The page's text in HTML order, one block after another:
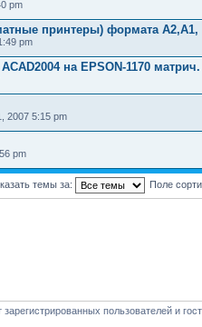
pm
принтеры) формата А2,А1,
pm
на EPSON-1170 матрич.
2007 5:15 pm
pm
темы за: Поле
пользователей и